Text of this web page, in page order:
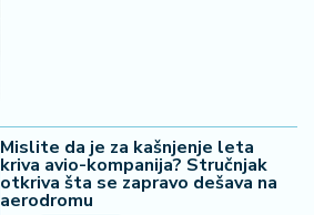
Mislite da je za kašnjenje leta
kriva avio-kompanija? Stručnjak
otkriva šta se zapravo dešava na
aerodromu